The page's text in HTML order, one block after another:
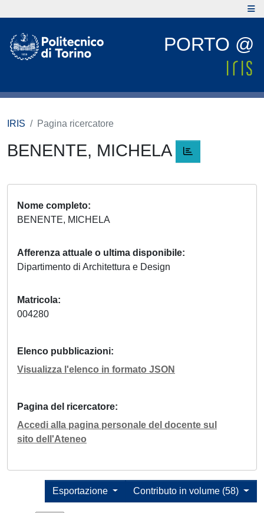
PORTO @
IRIS Pagina ricercatore
BENENTE, MICHELA
Nome completo
BENENTE, MICHELA
Afferenza attuale o ultima disponibile
Dipartimento di Architettura e Design
Matricola
004280
Elenco pubblicazioni
Visualizza l'elenco in formato JSON
Pagina del ricercatore
Accedi alla pagina personale del docente sul
sito dell'Ateneo
Contributo in volume (58)
Esportazione